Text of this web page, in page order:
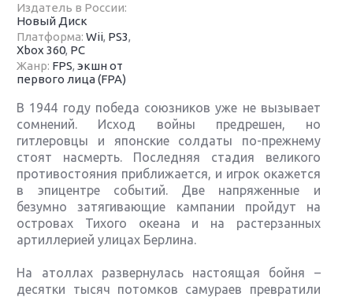
Издатель в России:
Новый Диск
Платформа:Wii, PS3,
Xbox 360, PC
Жанр: FPS,экшн от
первого лица (FPA)
В 1944 году победа союзников уже не вызывает
сомнений. Исход войны предрешен, но
гитлеровцы и японские солдаты по-прежнему
стоят насмерть. Последняя стадия великого
противостояния приближается, и игрок окажется
в эпицентре событий. Две напряженные и
безумно затягивающие кампании пройдут на
островах Тихого океана и на растерзанных
артиллерией улицах Берлина.
На атоллах развернулась настоящая бойня –
десятки тысяч потомков самураев превратили